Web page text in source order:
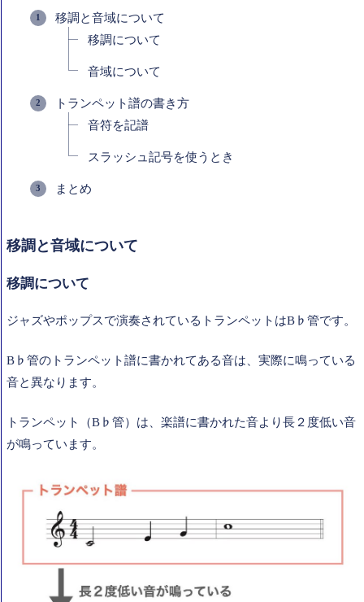
移調と音域について
移調について
音域について
トランペット譜の書き方
音符を記譜
スラッシュ記号を使うとき
まとめ
移調と音域について
移調について
ジャズやポップスで演奏されているトランペットはB♭管です。
B♭管のトランペット譜に書かれてある音は、実際に鳴っている
音と異なります。
トランペット（B♭管）は、楽譜に書かれた音より長２度低い音
が鳴っています。